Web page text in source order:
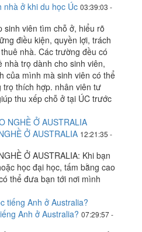
nhà ở khi du học Úc 03:39:03 -
sinh viên tìm chỗ ở, hiểu rõ
điều kiện, quyền lợi, trách
nhà. Các trường đều có
nhà trọ dành cho sinh viên,
của mình mà sinh viên có thể
thích hợp. nhân viên tư
thu xếp chỗ ở tại ÚC trước
Ở AUSTRALIA 12:21:35 -
Ở AUSTRALIA: Khi bạn
học đại học, tấm bằng cao
thể đưa bạn tới nơi mình
Anh ở Australia? 07:29:57 -